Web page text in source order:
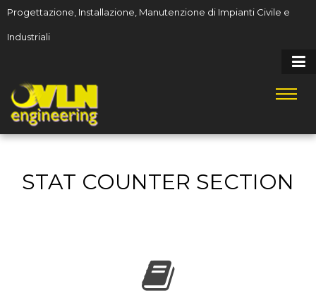
Progettazione, Installazione, Manutenzione di Impianti Civile e
Industriali
STAT COUNTER SECTION